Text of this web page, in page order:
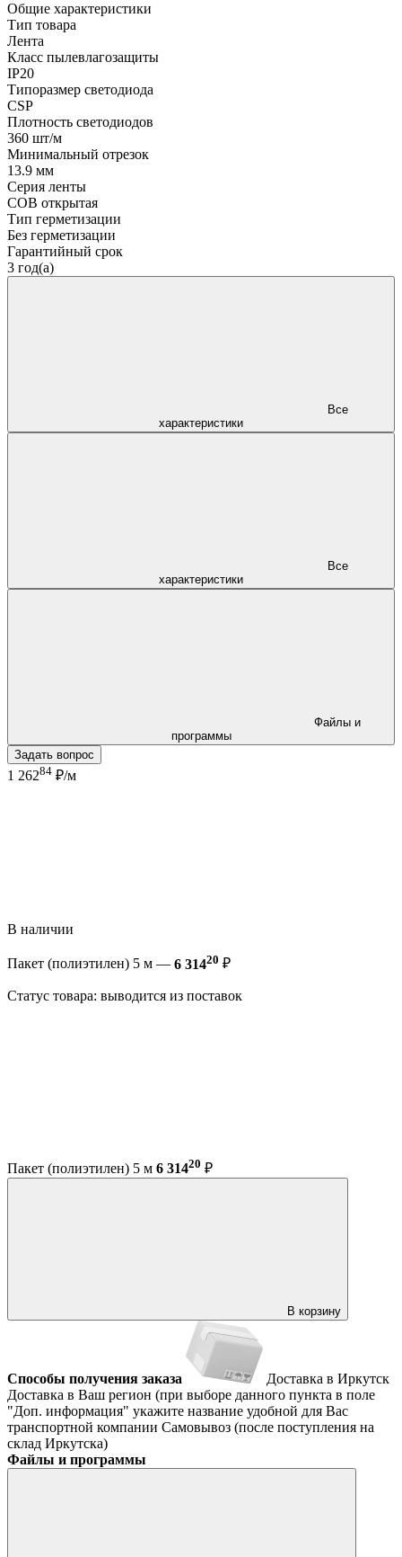
Общие характеристики
Тип товара
Лента
Класс пылевлагозащиты
IP20
Типоразмер светодиода
CSP
Плотность светодиодов
360 шт/м
Минимальный отрезок
13.9 мм
Серия ленты
COB открытая
Тип герметизации
Без герметизации
Гарантийный срок
3 год(а)
характеристики
характеристики
программы
Задать вопрос
1 26284 ₽/м
В наличии
Пакет (полиэтилен) 5 м — 6 31420 ₽
Статус товара: выводится из поставок
Пакет (полиэтилен) 5 м 6 31420 ₽
В корзину
Способы получения заказа
Доставка в Иркутск
Доставка в Ваш регион (при выборе данного пункта в поле
"Доп. информация" укажите название удобной для Вас
транспортной компании Самовывоз (после поступления на
склад Иркутска)
Файлы и программы